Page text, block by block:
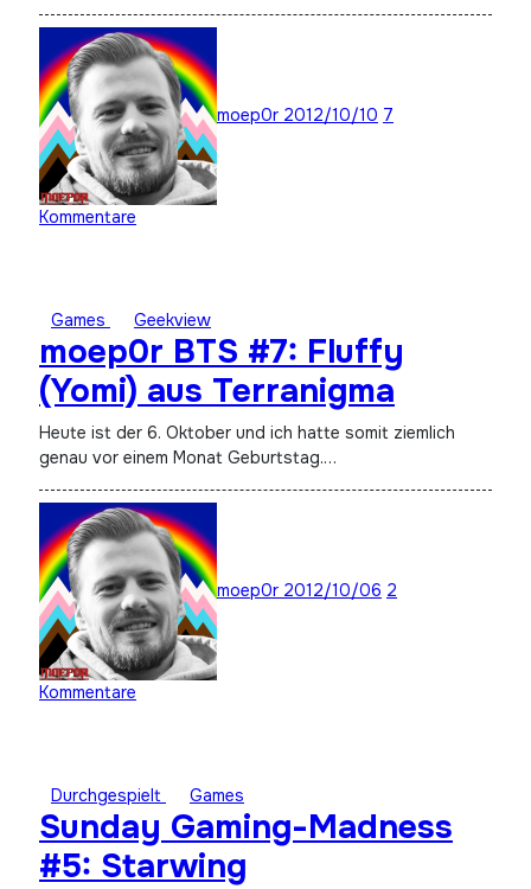
moep0r 2012/10/10 7
Kommentare
Games Geekview
moep0r BTS #7: Fluffy
(Yomi) aus Terranigma
Heute ist der 6. Oktober und ich hatte somit ziemlich
genau vor einem Monat Geburtstag.…
moep0r 2012/10/06 2
Kommentare
Durchgespielt Games
Sunday Gaming-Madness
#5: Starwing